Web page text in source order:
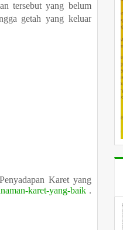
tersebut yang belum
getah yang keluar
Karet yang
karet-yang-baik .